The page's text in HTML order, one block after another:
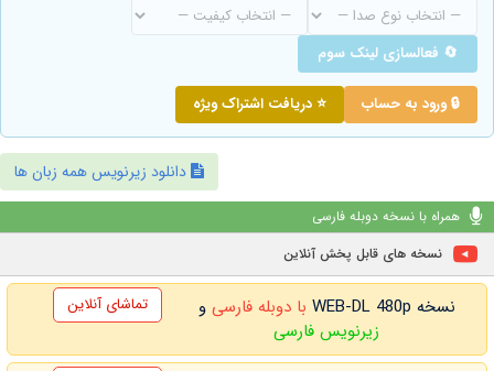
🔄 فعالسازی لینک سوم
🔒 ورود به حساب ⭐ دریافت اشتراک ویژه
دانلود زیرنویس همه زبان ها
همراه با نسخه دوبله فارسی
نسخه های قابل پخش آنلاین
نسخه WEB-DL 480p با دوبله فارسی و
زیرنویس فارسی
تماشای آنلاین